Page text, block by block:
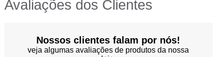
Avaliações dos Clientes
Nossos clientes falam por nós!
veja algumas avaliações de produtos da nossa